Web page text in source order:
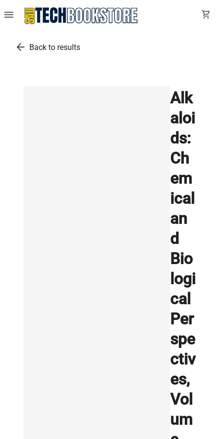
menu shopping_cart
arrow_back Back to results
Alk
aloi
ds:
Ch
em
ical
an
d
Bio
logi
cal
Per
spe
ctiv
es,
Vol
um